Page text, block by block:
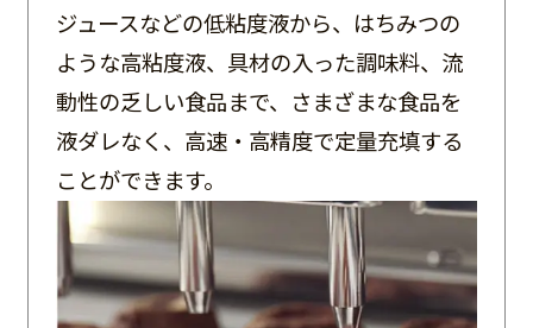
メールでの
お問い合わせ
電話での
お問い合わせ
カタログ
請求
ジュースなどの低粘度液から、はちみつの
ような高粘度液、具材の入った調味料、流
動性の乏しい食品まで、さまざまな食品を
液ダレなく、高速・高精度で定量充填する
ことができます。